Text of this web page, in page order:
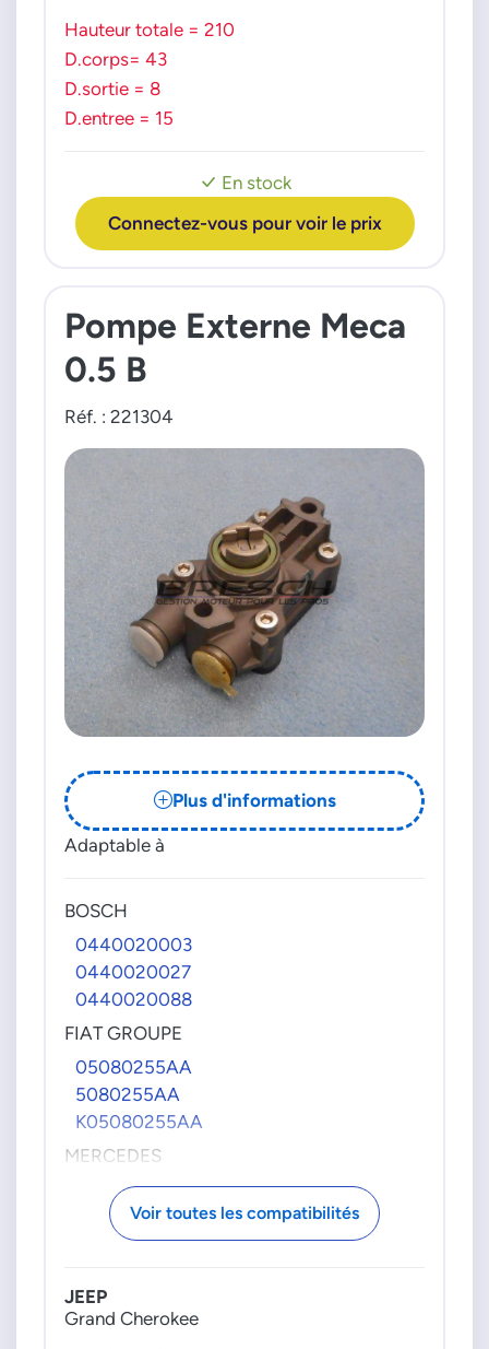
004780001
2024709994
A0004705994
A0004706094
A000470789480
A0004709594
A0004780001
A0020918901
A004705994
A004706094
A004706794
A2024709994
PIERBURG
72196001
721960010
72196004
721960040
72196051
721960510
721960540
72215600
722156000
72215650
722156500
72215660
722156600
72235900
722359000
72247300
722473000
722573000
En stock
Connectez-vous pour voir le prix
Tous modèles 94>
Hauteur totale = 210
D.corps= 43
D.sortie = 8
D.entree = 15
Pompe Externe Meca
0.5 B
Réf. : 221304
Plus d'informations
Adaptable à
BOSCH
0440020003
0440020027
0440020088
FIAT GROUPE
05080255AA
5080255AA
K05080255AA
MERCEDES
6110900150
6110900250
6110900350
A6110900250
A6110900350
Voir toutes les compatibilités
JEEP
Grand Cherokee